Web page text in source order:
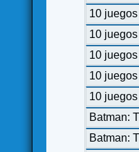
10
10
10
10
10
Batman:
Batman: